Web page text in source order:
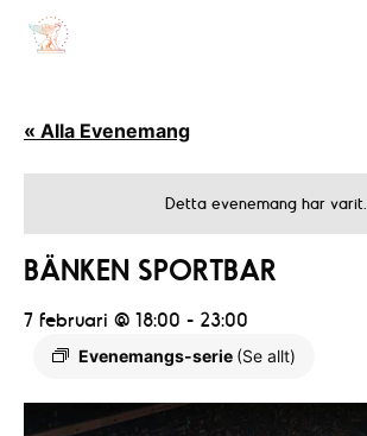
« Alla Evenemang
Detta evenemang har varit.
BÄNKEN SPORTBAR
7 februari @ 18:00 - 23:00
Evenemangs-serie (Se allt)